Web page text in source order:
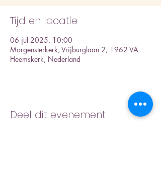
Tijd en locatie
06 jul 2025, 10:00
Morgensterkerk, Vrijburglaan 2, 1962 VA
Heemskerk, Nederland
Deel dit evenement